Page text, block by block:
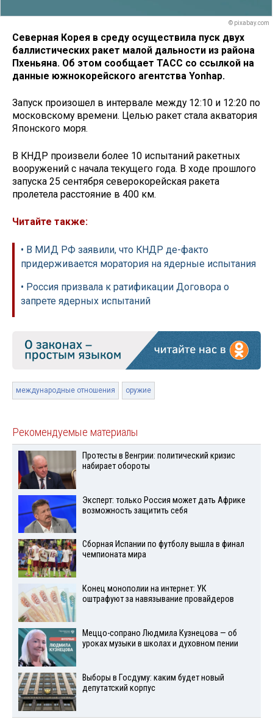
© pixabay.com
Северная Корея в среду осуществила пуск двух
баллистических ракет малой дальности из района
Пхеньяна. Об этом сообщает ТАСС со ссылкой на
данные южнокорейского агентства Yonhap.
Запуск произошел в интервале между 12:10 и 12:20 по
московскому времени. Целью ракет стала акватория
Японского моря.
В КНДР произвели более 10 испытаний ракетных
вооружений с начала текущего года. В ходе прошлого
запуска 25 сентября северокорейская ракета
пролетела расстояние в 400 км.
Читайте также:
• В МИД РФ заявили, что КНДР де-факто
придерживается моратория на ядерные испытания
• Россия призвала к ратификации Договора о
запрете ядерных испытаний
международные отношения оружие
Рекомендуемые материалы
Протесты в Венгрии: политический кризис
набирает обороты
Эксперт: только Россия может дать Африке
возможность защитить себя
Сборная Испании по футболу вышла в финал
чемпионата мира
Конец монополии на интернет: УК
оштрафуют за навязывание провайдеров
Меццо-сопрано Людмила Кузнецова — об
уроках музыки в школах и духовном пении
Выборы в Госдуму: каким будет новый
депутатский корпус